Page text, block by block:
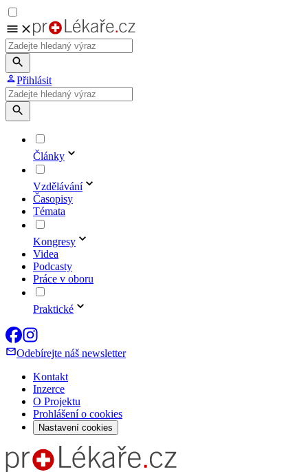
Přihlásit
Články
Vzdělávání
Časopisy
Témata
Kongresy
Videa
Podcasty
Práce v oboru
Praktické
Odebírejte náš newsletter
Kontakt
Inzerce
O Projektu
Prohlášení o cookies
Nastavení cookies